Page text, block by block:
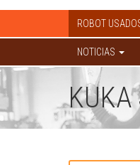
ROBOT
NOTICIAS
KUKA